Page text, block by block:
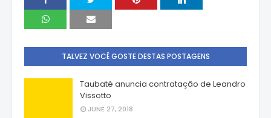
TALVEZ VOCÊ GOSTE DESTAS POSTAGENS
Taubaté anuncia contratação de Leandro
Vissotto
JUNE 27, 2018